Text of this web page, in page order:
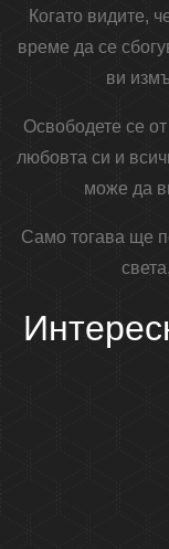
Когато видите,
време да се
ви
Освободете се
любовта си и
може да
Само тогава ще